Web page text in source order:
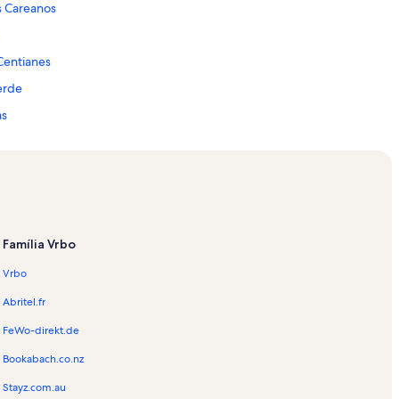
Golf
Família Vrbo
Vrbo
Abritel.fr
FeWo-direkt.de
Bookabach.co.nz
Stayz.com.au